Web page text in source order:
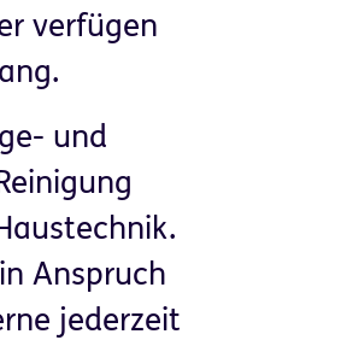
verfügen
und
Anspruch
jederzeit